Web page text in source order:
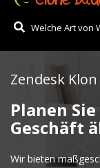
Zendesk Klon
Planen
Geschäft
Wir bieten